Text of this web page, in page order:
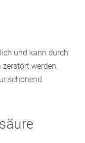
und kann durch
werden,
schonend